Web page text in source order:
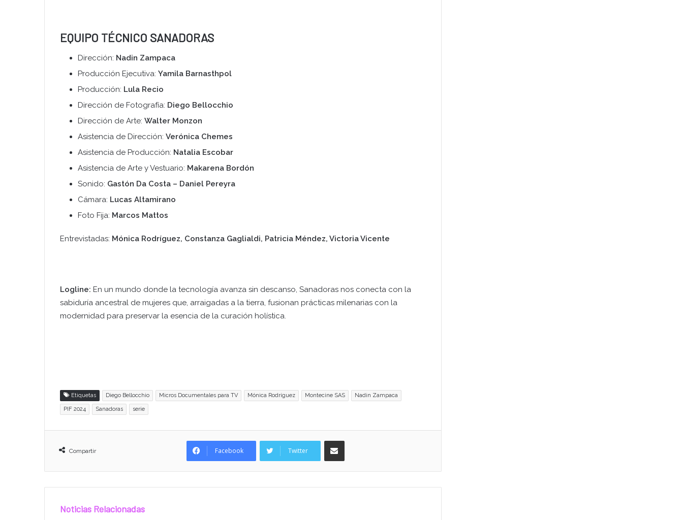
EQUIPO TÉCNICO SANADORAS
Dirección: Nadin Zampaca
Producción Ejecutiva: Yamila Barnasthpol
Producción: Lula Recio
Dirección de Fotografía: Diego Bellocchio
Dirección de Arte: Walter Monzon
Asistencia de Dirección: Verónica Chemes
Asistencia de Producción: Natalia Escobar
Asistencia de Arte y Vestuario: Makarena Bordón
Sonido: Gastón Da Costa – Daniel Pereyra
Cámara: Lucas Altamirano
Foto Fija: Marcos Mattos
Entrevistadas: Mónica Rodríguez, Constanza Gaglialdi, Patricia Méndez, Victoria Vicente
Logline: En un mundo donde la tecnología avanza sin descanso, Sanadoras nos conecta con la
sabiduría ancestral de mujeres que, arraigadas a la tierra, fusionan prácticas milenarias con la
modernidad para preservar la esencia de la curación holística.
Etiquetas Diego Bellocchio Micros Documentales para TV Mónica Rodríguez Montecine SAS Nadin Zampaca
PIF 2024 Sanadoras serie
Compartir Facebook Twitter
Compartir por Email
Noticias Relacionadas